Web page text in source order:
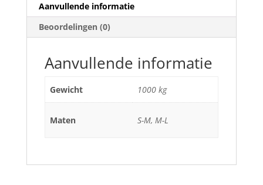
Aanvullende informatie
Beoordelingen (0)
Aanvullende informatie
Gewicht 1000 kg
Maten S-M, M-L